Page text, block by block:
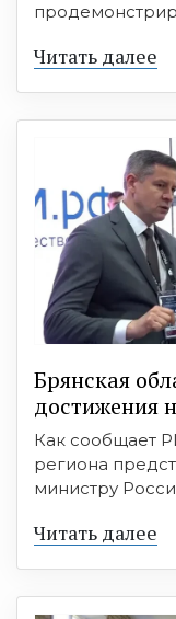
Читать далее
Брянская
достижения
Как сообщает
региона
министру
Читать далее